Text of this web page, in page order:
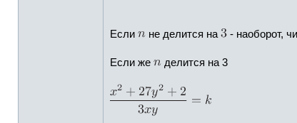
Если не делится на - наоборот,
Если же делится на 3